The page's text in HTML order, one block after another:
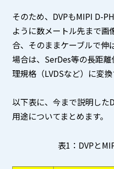
そのため、DVPもMIPI D-
ように数メートル先まで
合、そのままケーブルで伸
場合は、SerDes等の長距
理規格（LVDSなど）に変
以下表に、今まで説明した
用途についてまとめます。
表1：DVPと